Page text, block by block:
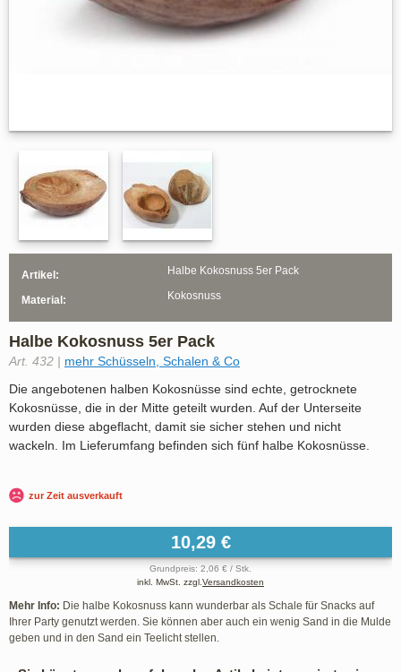
Halbe Kokosnuss 5er Pack
Art. 432 | mehr Schüsseln, Schalen & Co
Die angebotenen halben Kokosnüsse sind echte, getrocknete
Kokosnüsse, die in der Mitte geteilt wurden. Auf der Unterseite
wurden diese abgeflacht, damit sie sicher stehen und nicht
wackeln. Im Lieferumfang befinden sich fünf halbe Kokosnüsse.
zur Zeit ausverkauft
10,29 €
Grundpreis: 2,06 € / Stk.
inkl. MwSt. zzgl. Versandkosten
Mehr Info: Die halbe Kokosnuss kann wunderbar als Schale für Snacks auf
Ihrer Party genutzt werden. Sie können aber auch ein wenig Sand in die Mulde
geben und in den Sand ein Teelicht stellen.
Artikel: Halbe Kokosnuss 5er Pack
Material: Kokosnuss